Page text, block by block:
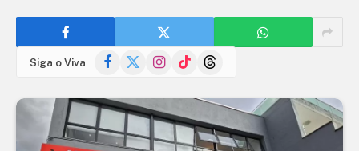
Siga o Viva Facebook
X
InstagramTikTokThreads